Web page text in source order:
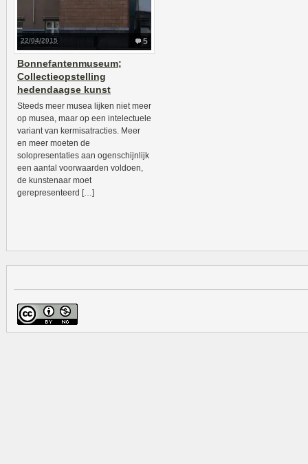
5
22/04/2015
Bonnefantenmuseum;
Collectieopstelling
hedendaagse kunst
Steeds meer musea lijken niet meer
op musea, maar op een intelectuele
variant van kermisatracties. Meer
en meer moeten de
solopresentaties aan ogenschijnlijk
een aantal voorwaarden voldoen,
de kunstenaar moet
gerepresenteerd […]